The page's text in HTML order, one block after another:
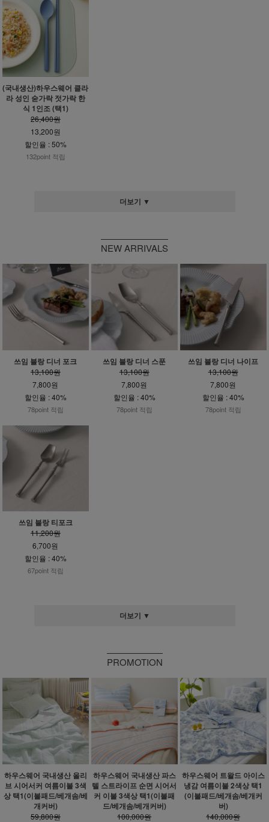
(국내생산)하우스웨어 클라
라 성인 숟가락 젓가락 한
식 1인조 (택1)
26,400원
13,200원
할인율 : 50%
132point 적립
더보기 ▼
NEW ARRIVALS
쓰임 블랑 디너 포크
13,100원
7,800원
할인율 : 40%
78point 적립
쓰임 블랑 디너 스푼
13,100원
7,800원
할인율 : 40%
78point 적립
쓰임 블랑 디너 나이프
13,100원
7,800원
할인율 : 40%
78point 적립
쓰임 블랑 티포크
11,200원
6,700원
할인율 : 40%
67point 적립
더보기 ▼
PROMOTION
하우스웨어 국내생산 올리
브 시어서커 여름이불 3색
상 택1(이불패드/베개솜/베
개커버)
59,800원
하우스웨어 국내생산 파스
텔 스트라이프 순면 시어서
커 이불 3색상 택1(이불패
드/베개솜/베개커버)
100,000원
하우스웨어 트왈드 아이스
냉감 여름이불 2색상 택1
(이불패드/베개솜/베개커
버)
140,000원